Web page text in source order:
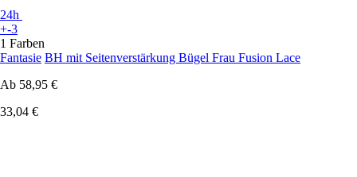
24h
+-3
1 Farben
Fantasie BH mit Seitenverstärkung Bügel Frau Fusion Lace
Ab 58,95 €
33,04 €